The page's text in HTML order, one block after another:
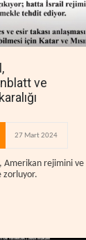
ve
27 Mart 2024
Amerikan rejimini ve
zorluyor.